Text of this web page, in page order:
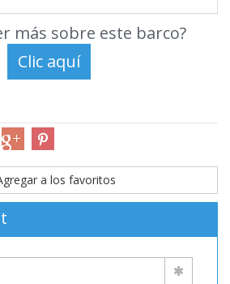
más sobre este barco?
a los favoritos